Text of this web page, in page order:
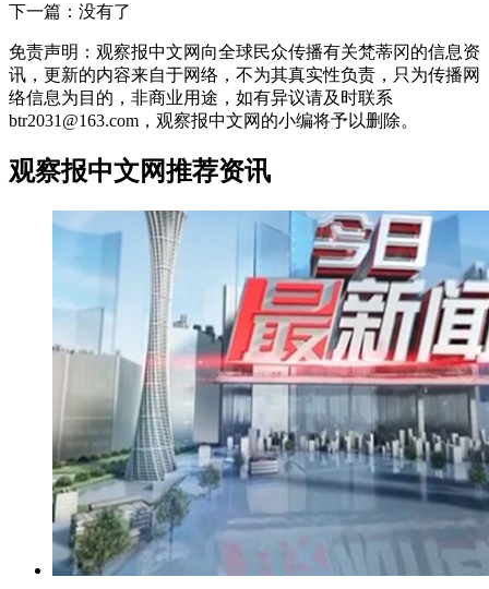
下一篇：没有了
免责声明：观察报中文网向全球民众传播有关梵蒂冈的信息资
讯，更新的内容来自于网络，不为其真实性负责，只为传播网
络信息为目的，非商业用途，如有异议请及时联系
btr2031@163.com，观察报中文网的小编将予以删除。
观察报中文网推荐资讯